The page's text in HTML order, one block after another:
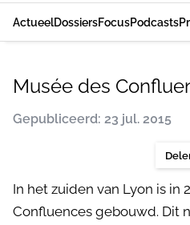
ActueelDossiersFocusPodcasts
Musée des
Gepubliceerd: 23 jul. 2015
In het zuiden van Lyon is in
Confluences gebouwd. Dit